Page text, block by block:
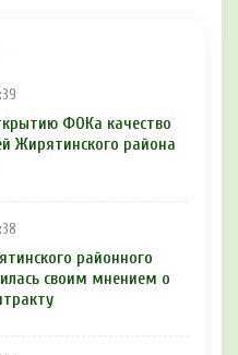
ФОКа качество
Жирятинского района
районного
своим мнением о